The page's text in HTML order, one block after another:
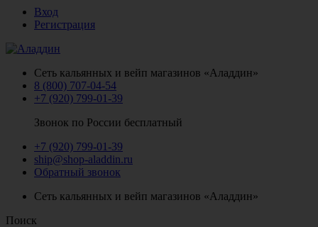
Вход
Регистрация
Сеть кальянных и вейп магазинов «Аладдин»
8 (800) 707-04-54
+7 (920) 799-01-39
Звонок по России бесплатный
+7 (920) 799-01-39
ship@shop-aladdin.ru
Обратный звонок
Сеть кальянных и вейп магазинов «Аладдин»
Поиск